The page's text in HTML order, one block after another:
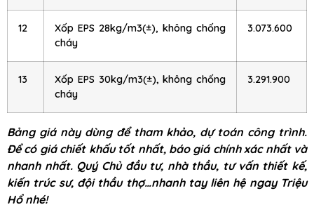
12
Xốp EPS 28kg/m3(±), không chống
cháy
3.073.600
13
Xốp EPS 30kg/m3(±), không chống
cháy
3.291.900
Bảng giá này dùng để tham khảo, dự toán công trình.
Để có giá chiết khấu tốt nhất, báo giá chính xác nhất và
nhanh nhất. Quý Chủ đầu tư, nhà thầu, tư vấn thiết kế,
kiến trúc sư, đội thầu thợ…nhanh tay liên hệ ngay Triệu
Hổ nhé!